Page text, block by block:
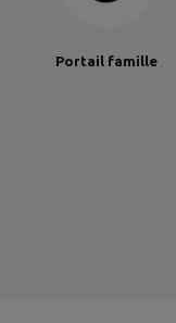
Portail famille